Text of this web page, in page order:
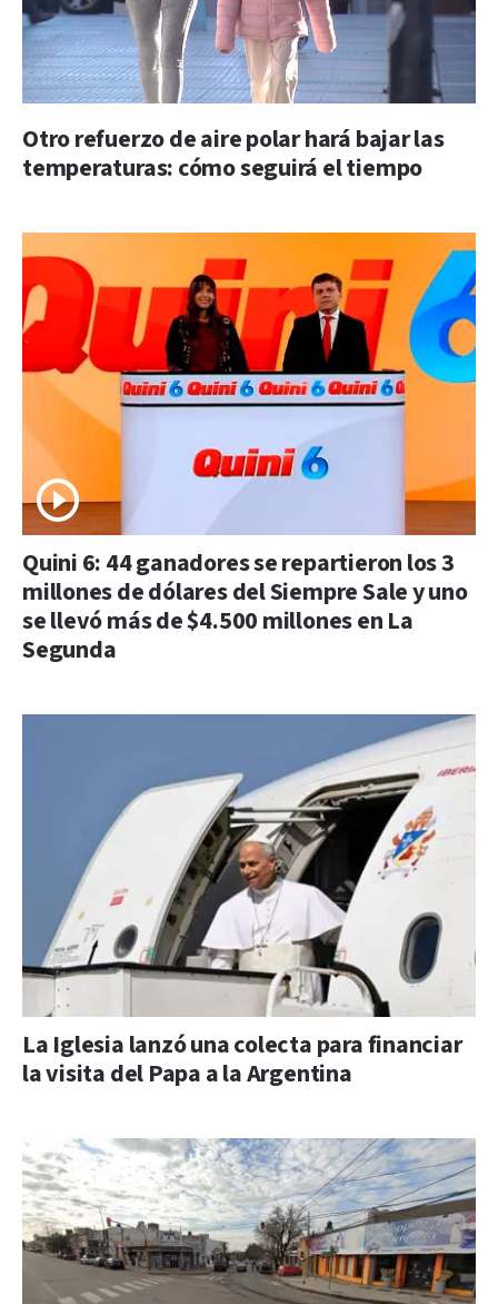
Otro refuerzo de aire polar hará bajar las
temperaturas: cómo seguirá el tiempo
Quini 6: 44 ganadores se repartieron los 3
millones de dólares del Siempre Sale y uno
se llevó más de $4.500 millones en La
Segunda
La Iglesia lanzó una colecta para financiar
la visita del Papa a la Argentina